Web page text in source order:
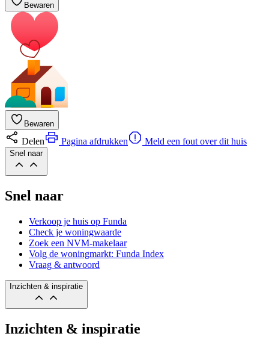
Bewaren
Bewaren
Delen Pagina afdrukken Meld een fout over dit huis
Snel naar
Snel naar
Verkoop je huis op Funda
Check je woningwaarde
Zoek een NVM-makelaar
Volg de woningmarkt: Funda Index
Vraag & antwoord
Inzichten & inspiratie
Inzichten & inspiratie